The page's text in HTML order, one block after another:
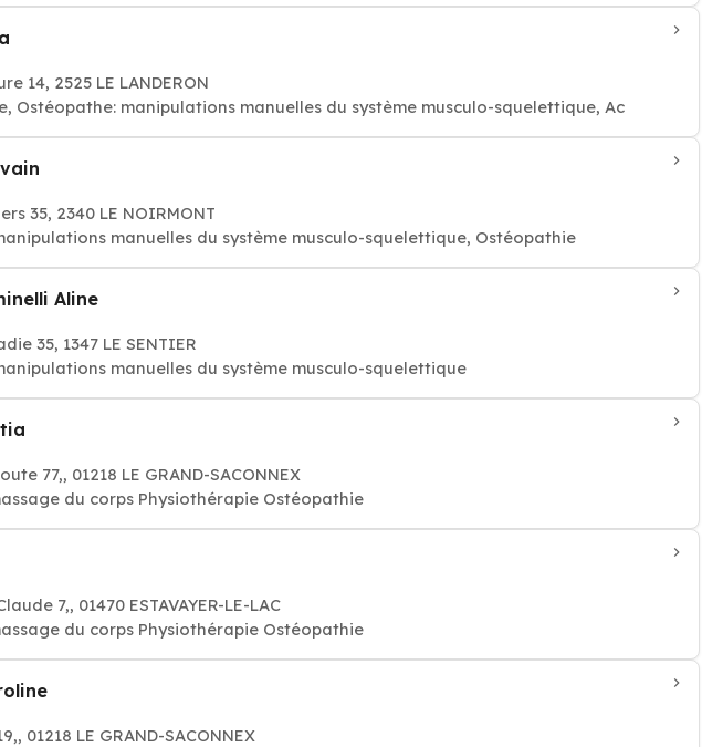
14, 2525 LE LANDERON
Ostéopathe: manipulations manuelles du système musculo-squelettique, Ac
35, 2340 LE NOIRMONT
manuelles du système musculo-squelettique, Ostéopathie
Aline
35, 1347 LE SENTIER
manuelles du système musculo-squelettique
77,, 01218 LE GRAND-SACONNEX
du corps Physiothérapie Ostéopathie
7,, 01470 ESTAVAYER-LE-LAC
du corps Physiothérapie Ostéopathie
01218 LE GRAND-SACONNEX